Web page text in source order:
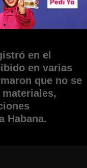
en el
en varias
que no se
Habana.